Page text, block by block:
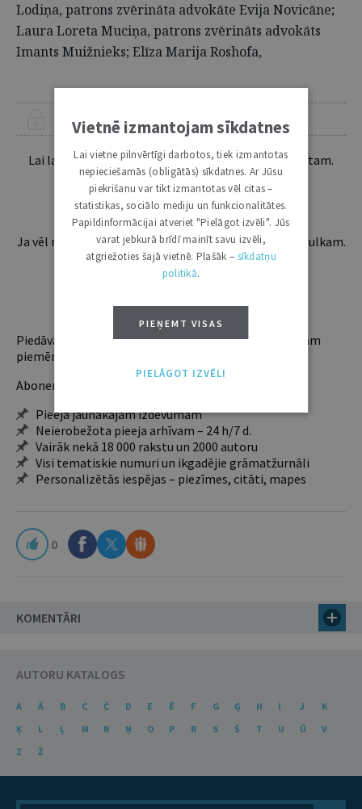
Lodiņa, patrons zvērināta advokāte Evija Novicāne;
Laura Loreta Muciņa, patrons zvērināts advokāts
Imants Muižnieks; Elīza Marija Roshofa,
ŠIS RAKSTS PIEEJAMS “JURISTA VĀRDA” ABONENTIEM
Lai lasītu šo rakstu tālāk, Tev jābūt žurnāla abonentam.
Esošos abonentus lūdzam autorizēties:
Ja vēl neesi abonents, aicinām pievienoties lasītāju pulkam.
Iegūsi tūlītēju piekļuvi digitālajam saturam!
Piedāvājam trīs abonementu veidus. Vienam lietotājam
piemērotākais ir "Mazais" (3, 6 un 12 mēnešiem).
Abonentu ieguvumi:
Pieeja jaunākajam izdevumam
Neierobežota pieeja arhīvam – 24 h/7 d.
Vairāk nekā 18 000 rakstu un 2000 autoru
Visi tematiskie numuri un ikgadējie grāmatžurnāli
Personalizētās iespējas – piezīmes, citāti, mapes
0
KOMENTĀRI
AUTORU KATALOGS
A Ā B C Č D E Ē F G Ģ H I J
K
Ķ
L Ļ M N Ņ O P R S Š T U Ū
V
Z
Ž
Vietnē izmantojam sīkdatnes
Lai vietne pilnvērtīgi darbotos, tiek izmantotas
nepieciešamās (obligātās) sīkdatnes. Ar Jūsu
piekrišanu var tikt izmantotas vēl citas –
statistikas, sociālo mediju un funkcionalitātes.
Papildinformācijai atveriet "Pielāgot izvēli". Jūs
varat jebkurā brīdī mainīt savu izvēli,
atgriežoties šajā vietnē. Plašāk – sīkdatņu
politikā.
PIEŅEMT VISAS
PIELĀGOT IZVĒLI